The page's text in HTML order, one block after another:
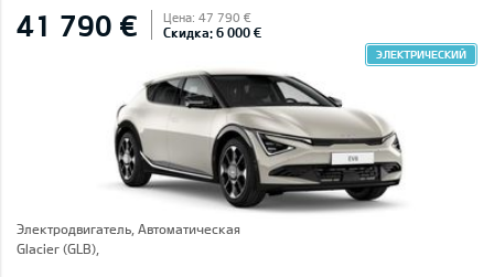
41 790 € Цена: 47 790 €
Скидка: 6 000 €
ЭЛЕКТРИЧЕСКИЙ
Электродвигатель, Автоматическая
Glacier (GLB),